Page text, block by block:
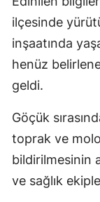
ilçesinde
inşaatında
henüz
geldi.
Göçük
toprak ve
bildirilmesinin
ve sağlık